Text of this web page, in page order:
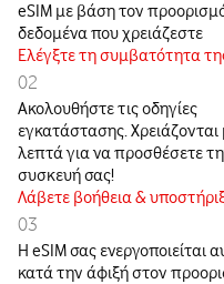
eSIM με βάση τον
δεδομένα που χρειάζεστε
Ελέγξτε τη συμβατότητα
02
Ακολουθήστε τις οδηγίες
εγκατάστασης. Χρειάζονται
λεπτά για να προσθέσετε
συσκευή σας!
Λάβετε βοήθεια &
03
Η eSIM σας ενεργοποιείται
κατά την άφιξή στον